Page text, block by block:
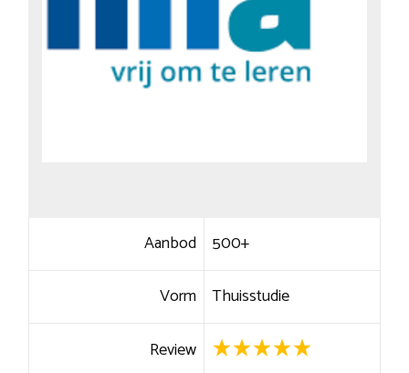
Aanbod 500+
Vorm Thuisstudie
Review